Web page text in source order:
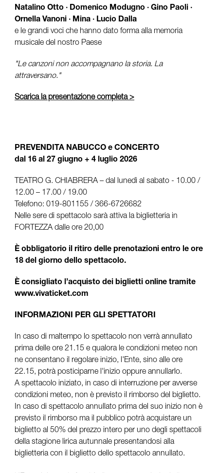
Natalino Otto · Domenico Modugno · Gino Paoli ·
Ornella Vanoni · Mina · Lucio Dalla
e le grandi voci che hanno dato forma alla memoria
musicale del nostro Paese
"Le canzoni non accompagnano la storia. La
attraversano."
Scarica la presentazione completa >
PREVENDITA NABUCCO e CONCERTO
dal 16 al 27 giugno + 4 luglio 2026
TEATRO G. CHIABRERA – dal lunedì al sabato - 10.00 /
12.00 – 17.00 / 19.00
Telefono: 019-801155 / 366-6726682
Nelle sere di spettacolo sarà attiva la biglietteria in
FORTEZZA dalle ore 20,00
È obbligatorio il ritiro delle prenotazioni entro le ore
18 del giorno dello spettacolo.
È consigliato l’acquisto dei biglietti online tramite
www.vivaticket.com
INFORMAZIONI PER GLI SPETTATORI
In caso di maltempo lo spettacolo non verrà annullato
prima delle ore 21.15 e qualora le condizioni meteo non
ne consentano il regolare inizio, l'Ente, sino alle ore
22.15, potrà posticiparne l'inizio oppure annullarlo.
A spettacolo iniziato, in caso di interruzione per avverse
condizioni meteo, non è previsto il rimborso del biglietto.
In caso di spettacolo annullato prima del suo inizio non è
previsto il rimborso ma il pubblico potrà acquistare un
biglietto al 50% del prezzo intero per uno degli spettacoli
della stagione lirica autunnale presentandosi alla
biglietteria con il biglietto dello spettacolo annullato.